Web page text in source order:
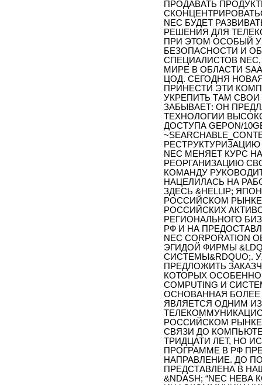
ПРОДАВАТЬ
NEC БУДЕТ
РЕШЕНИЯ ДЛЯ
ПРИ ЭТОМ ОСОБЫЙ
БЕЗОПАСНОСТИ И
СПЕЦИАЛИСТОВ
МИРЕ В ОБЛАСТИ
ЦОД. СЕГОДНЯ
ПРИНЕСТИ ЭТИ
УКРЕПИТЬ ТАМ
ЗАБЫВАЕТ: ОН
ТЕХНОЛОГИИ
ДОСТУПА GEPON/
NEC МЕНЯЕТ КУРС
РЕОРГАНИЗАЦИЮ
КОМАНДУ
НАЦЕЛИЛАСЬ НА
ЗДЕСЬ &HELLIP;
РОССИЙСКОМ
РОССИЙСКИХ
РЕГИОНАЛЬНОГО
РФ И НА
NEC
ЭГИДОЙ ФИРМЫ
СИСТЕМЫ&RDQUO;.
ПРЕДЛОЖИТЬ
КОТОРЫХ
COMPUTING И
ОСНОВАННАЯ БОЛЕЕ
ЯВЛЯЕТСЯ ОДНИМ
РОССИЙСКОМ
СВЯЗИ ДО
ТРИДЦАТИ ЛЕТ, НО
ПРОГРАММЕ В РФ
НАПРАВЛЕНИЕ. ДО
ПРЕДСТАВЛЕНА В
&NDASH; “NEC